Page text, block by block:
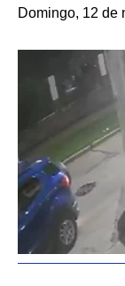
Domingo, 12 de